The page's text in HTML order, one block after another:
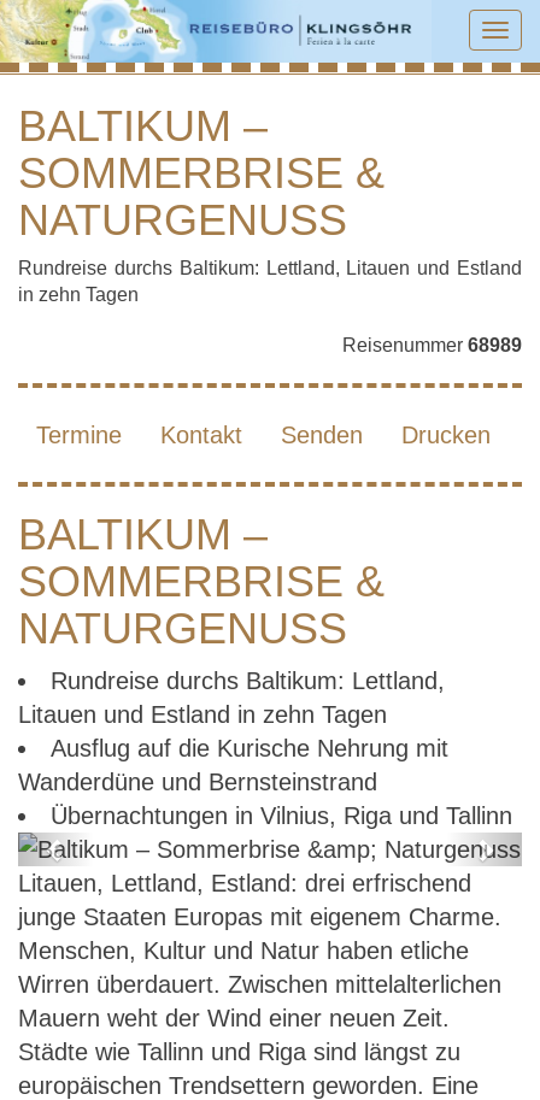
BALTIKUM – SOMMERBRISE &
NATURGENUSS
BALTIKUM –
SOMMERBRISE &
NATURGENUSS
Rundreise durchs Baltikum: Lettland, Litauen und Estland
in zehn Tagen
Reisenummer 68989
Termine Kontakt Senden Drucken
BALTIKUM –
SOMMERBRISE &
NATURGENUSS
Rundreise durchs Baltikum: Lettland,
Litauen und Estland in zehn Tagen
Ausflug auf die Kurische Nehrung mit
Wanderdüne und Bernsteinstrand
Übernachtungen in Vilnius, Riga und Tallinn
Baltikum – Sommerbrise &
Naturgenuss
Previous
Next
Litauen, Lettland, Estland: drei erfrischend
junge Staaten Europas mit eigenem Charme.
Menschen, Kultur und Natur haben etliche
Wirren überdauert. Zwischen mittelalterlichen
Mauern weht der Wind einer neuen Zeit.
Städte wie Tallinn und Riga sind längst zu
europäischen Trendsettern geworden. Eine